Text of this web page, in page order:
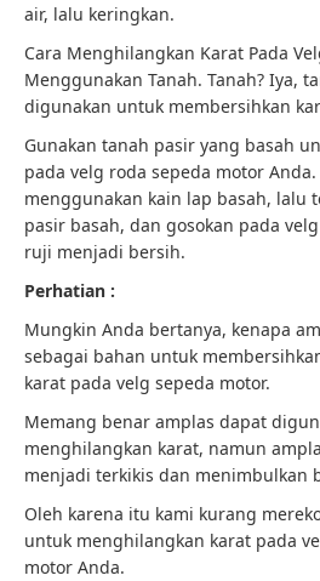
air, lalu keringkan.
Cara Menghilangkan Karat Pada
Menggunakan Tanah. Tanah? Iya,
digunakan untuk membersihkan
Gunakan tanah pasir yang basah
pada velg roda sepeda motor
menggunakan kain lap basah, lalu
pasir basah, dan gosokan pada
ruji menjadi bersih.
Perhatian :
Mungkin Anda bertanya, kenapa
sebagai bahan untuk
karat pada velg sepeda motor.
Memang benar amplas dapat
menghilangkan karat, namun
menjadi terkikis dan menimbulkan
Oleh karena itu kami kurang
untuk menghilangkan karat pada
motor Anda.